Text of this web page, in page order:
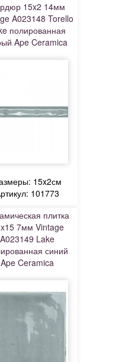
15x2 14мм
A023148 Torello
полированная
Ape Ceramica
15x2см
101773
плитка
7мм Vintage
A023149 Lake
синий
Ape Ceramica